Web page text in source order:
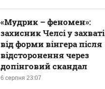
6 серпня 23:07
«Мудрик – феномен»:
захисник Челсі у захваті
від форми вінгера після
відсторонення через
допінговий скандал